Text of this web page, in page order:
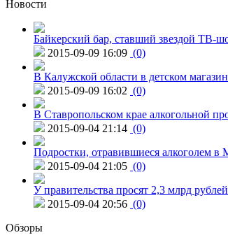
Новости
Байкерский бар, ставший звездой ТВ-
2015-09-09 16:09 (0)
В Калужской области в детском
2015-09-09 16:02 (0)
В Ставропольском крае алкогольной
2015-09-04 21:14 (0)
Подростки, отравившиеся алкоголем в
2015-09-04 21:05 (0)
У правительства просят 2,3 млрд
2015-09-04 20:56 (0)
Обзоры